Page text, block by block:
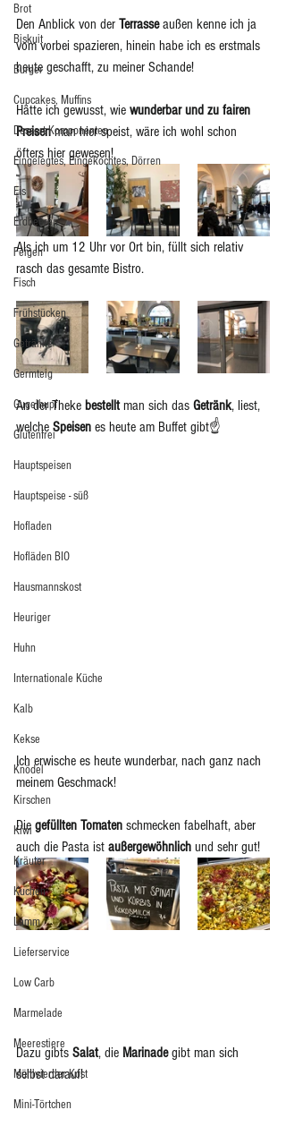
Brot
Biskuit
Burger
Cupcakes, Muffins
Dessert Komponenten
Eingelegtes, Eingekochtes, Dörren
Eis
Erdbeeren
Feigen
Fisch
Frühstücken
Getränke
Germteig
Gugelhupf
Glutenfrei
Hauptspeisen
Hauptspeise - süß
Hofladen
Hofläden BIO
Hausmannskost
Heuriger
Huhn
Internationale Küche
Kalb
Kekse
Knödel
Kirschen
Kiwi
Kräuter
Kuchen
Lamm
Lieferservice
Low Carb
Marmelade
Meerestiere
Mühlviertler Kost
Mini-Törtchen
Den Anblick von der Terrasse außen kenne ich ja
vom vorbei spazieren, hinein habe ich es erstmals
heute geschafft, zu meiner Schande!
Hätte ich gewusst, wie wunderbar und zu fairen
Preisen man hier speist, wäre ich wohl schon
öfters hier gewesen!
Als ich um 12 Uhr vor Ort bin, füllt sich relativ
rasch das gesamte Bistro.
An der Theke bestellt man sich das Getränk, liest,
welche Speisen es heute am Buffet gibt☝️
Ich erwische es heute wunderbar, nach ganz nach
meinem Geschmack!
Die gefüllten Tomaten schmecken fabelhaft, aber
auch die Pasta ist außergewöhnlich und sehr gut!
Dazu gibts Salat, die Marinade gibt man sich
selbst darauf!